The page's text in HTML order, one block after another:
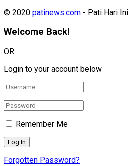
© 2020 patinews.com - Pati Hari Ini
Welcome Back!
OR
Login to your account below
Remember Me
Forgotten Password?